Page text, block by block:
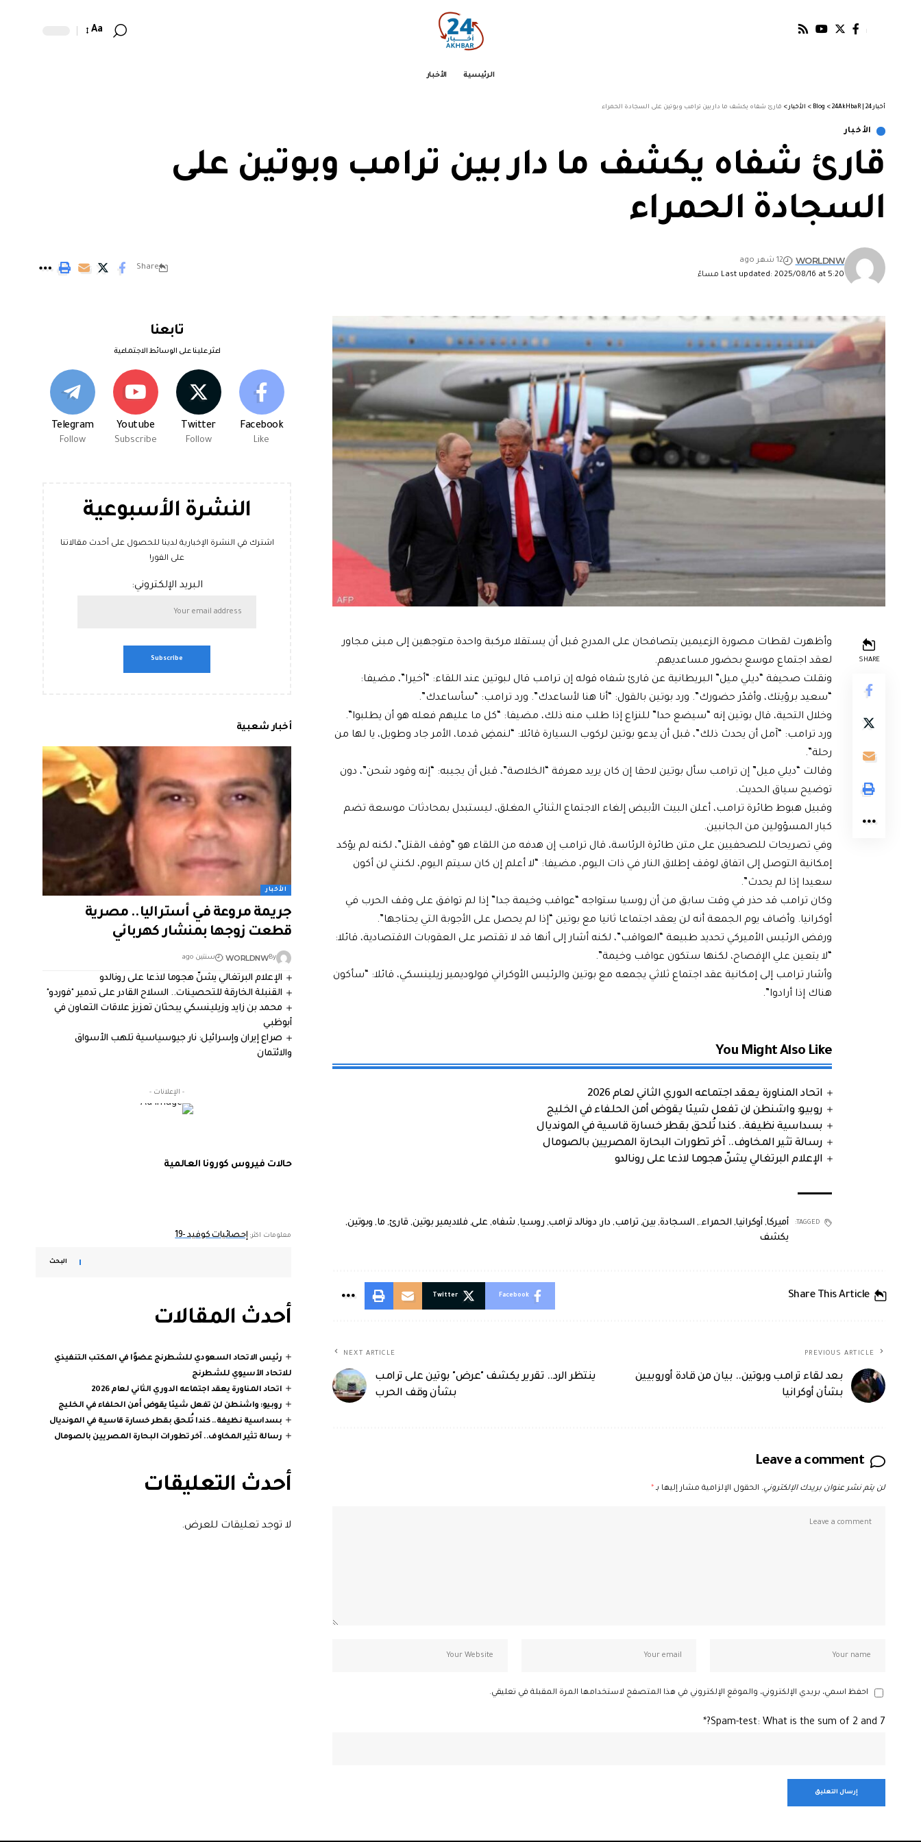
Aa
الرئيسية الأخبار
أخبار 24 | 24AkHbaR >
Blog
> الأخبار > قارئ شفاه يكشف ما دار بين ترامب وبوتين على السجادة الحمراء
الأخبار
قارئ شفاه يكشف ما دار بين ترامب وبوتين على
السجادة الحمراء
Last updated: 2025/08/16 at 5:20 مساءً
WORLDNW
12 شهر ago
Share
SHARE
وأظهرت لقطات مصورة الزعيمين يتصافحان على المدرج قبل أن يستقلا مركبة واحدة متوجهين إلى مبنى مجاور
لعقد اجتماع موسع بحضور مساعديهم.
ونقلت صحيفة “ديلي ميل” البريطانية عن قارئ شفاه قوله إن ترامب قال لبوتين عند اللقاء: “أخيرا”، مضيفا:
“سعيد برؤيتك، وأقدّر حضورك”. ورد بوتين بالقول: “أنا هنا لأساعدك”. ورد ترامب: “سأساعدك”.
وخلال التحية، قال بوتين إنه “سيضع حدا” للنزاع إذا طلب منه ذلك، مضيفا: “كل ما عليهم فعله هو أن يطلبوا”.
ورد ترامب: “آمل أن يحدث ذلك”، قبل أن يدعو بوتين لركوب السيارة قائلا: “لنمضِ قدما، الأمر جاد وطويل، يا لها من
رحلة”.
وقالت “ديلي ميل” إن ترامب سأل بوتين لاحقا إن كان يريد معرفة “الخلاصة”، قبل أن يجيبه: “إنه وقود شحن”، دون
توضيح سياق الحديث.
وقبيل هبوط طائرة ترامب، أعلن البيت الأبيض إلغاء الاجتماع الثنائي المغلق، ليستبدل بمحادثات موسعة تضم
كبار المسؤولين من الجانبين.
وفي تصريحات للصحفيين على متن طائرة الرئاسة، قال ترامب إن هدفه من اللقاء هو “وقف القتل”، لكنه لم يؤكد
إمكانية التوصل إلى اتفاق لوقف إطلاق النار في ذات اليوم، مضيفا: “لا أعلم إن كان سيتم اليوم، لكنني لن أكون
سعيدا إذا لم يحدث”.
وكان ترامب قد حذر في وقت سابق من أن روسيا ستواجه “عواقب وخيمة جدا” إذا لم توافق على وقف الحرب في
أوكرانيا. وأضاف يوم الجمعة أنه لن يعقد اجتماعا ثانيا مع بوتين “إذا لم يحصل على الأجوبة التي يحتاجها”.
ورفض الرئيس الأميركي تحديد طبيعة “العواقب”، لكنه أشار إلى أنها قد لا تقتصر على العقوبات الاقتصادية، قائلا:
“لا يتعين علي الإفصاح، لكنها ستكون عواقب وخيمة”.
وأشار ترامب إلى إمكانية عقد اجتماع ثلاثي يجمعه مع بوتين والرئيس الأوكراني فولوديمير زيلينسكي، قائلا: “سأكون
هناك إذا أرادوا”.
You Might Also Like
اتحاد المناورة يعقد اجتماعه الدوري الثاني لعام 2026
روبيو: واشنطن لن تفعل شيئا يقوض أمن الحلفاء في الخليج
بسداسية نظيفة.. كندا تُلحق بقطر خسارة قاسية في المونديال
رسالة تثير المخاوف.. آخر تطورات البحارة المصريين بالصومال
الإعلام البرتغالي يشنّ هجوما لاذعا على رونالدو
TAGGED: أميركا, أوكرانيا, الحمراء., السجادة, بين, ترامب, دار, دونالد ترامب, روسيا, شفاه, على, فلاديمير بوتين, قارئ, ما, وبوتين,
يكشف
Share This Article
Facebook
Twitter
PREVIOUS ARTICLE
بعد لقاء ترامب وبوتين.. بيان من قادة أوروبيين
بشأن أوكرانيا
NEXT ARTICLE
ينتظر الرد.. تقرير يكشف "عرض" بوتين على ترامب
بشأن وقف الحرب
Leave a comment
لن يتم نشر عنوان بريدك الإلكتروني. الحقول الإلزامية مشار إليها بـ*
احفظ اسمي، بريدي الإلكتروني، والموقع الإلكتروني في هذا المتصفح لاستخدامها المرة المقبلة في تعليقي.
Spam-test: What is the sum of 2 and 7?*
تابعنا
اعثر علينا على الوسائط الاجتماعية
Facebook
Like
Twitter
Follow
Youtube
Subscribe
Telegram
Follow
النشرة الأسبوعية
اشترك في النشرة الإخبارية لدينا للحصول على أحدث مقالاتنا
على الفور!
البريد الإلكتروني:
أخبار شعبية
الأخبار
جريمة مروعة في أستراليا.. مصرية
قطعت زوجها بمنشار كهربائي
By
WORLDNW سنتين ago
الإعلام البرتغالي يشنّ هجوما لاذعا على رونالدو
القنبلة الخارقة للتحصينات.. السلاح القادر على تدمير "فوردو"
محمد بن زايد وزيلينسكي يبحثان تعزيز علاقات التعاون في
أبوظبي
صراع إيران وإسرائيل: نار جيوسياسية تلهب الأسواق
والائتمان
- الإعلانات -
حالات فيروس كورونا العالمية
معلومات اكثر: إحصائيات كوفيد -19
البحث
أحدث المقالات
رئيس الاتحاد السعودي للشطرنج عضوًا في المكتب التنفيذي
للاتحاد الآسيوي للشطرنج
اتحاد المناورة يعقد اجتماعه الدوري الثاني لعام 2026
روبيو: واشنطن لن تفعل شيئا يقوض أمن الحلفاء في الخليج
بسداسية نظيفة.. كندا تُلحق بقطر خسارة قاسية في المونديال
رسالة تثير المخاوف.. آخر تطورات البحارة المصريين بالصومال
أحدث التعليقات
لا توجد تعليقات للعرض.